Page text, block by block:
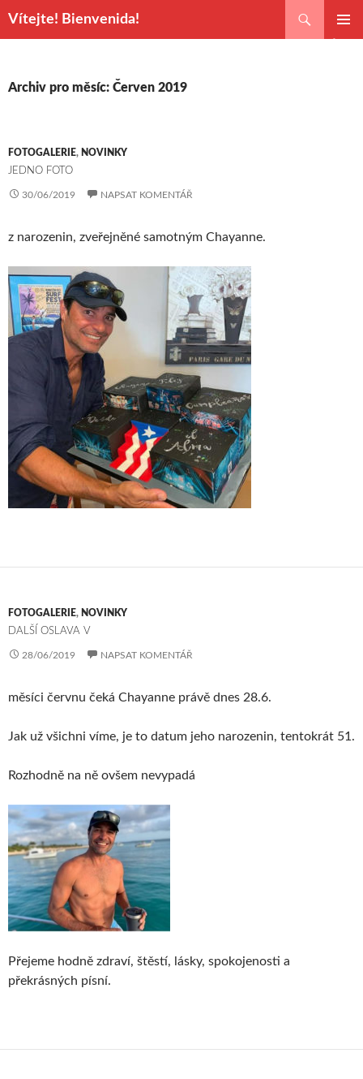
Vítejte! Bienvenida!
WEBU
Archiv pro měsíc: Červen 2019
FOTOGALERIE, NOVINKY
JEDNO FOTO
30/06/2019 NAPSAT KOMENTÁŘ
z narozenin, zveřejněné samotným Chayanne.
FOTOGALERIE, NOVINKY
DALŠÍ OSLAVA V
28/06/2019 NAPSAT KOMENTÁŘ
měsíci červnu čeká Chayanne právě dnes 28.6.
Jak už všichni víme, je to datum jeho narozenin, tentokrát 51.
Rozhodně na ně ovšem nevypadá
Přejeme hodně zdraví, štěstí, lásky, spokojenosti a
překrásných písní.